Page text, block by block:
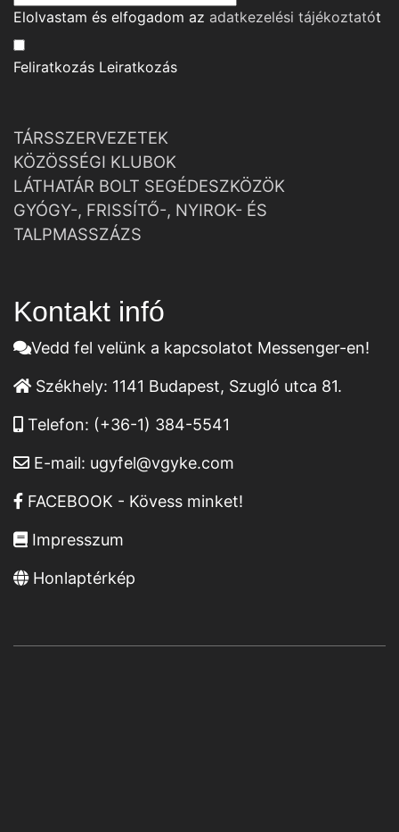
Elolvastam és elfogadom az adatkezelési tájékoztatót
Feliratkozás Leiratkozás
TÁRSSZERVEZETEK
KÖZÖSSÉGI KLUBOK
LÁTHATÁR BOLT SEGÉDESZKÖZÖK
GYÓGY-, FRISSÍTŐ-, NYIROK- ÉS
TALPMASSZÁZS
Kontakt infó
Vedd fel velünk a kapcsolatot Messenger-en!
Székhely: 1141 Budapest, Szugló utca 81.
Telefon: (+36-1) 384-5541
E-mail: ugyfel@vgyke.com
FACEBOOK - Kövess minket!
Impresszum
Honlaptérkép